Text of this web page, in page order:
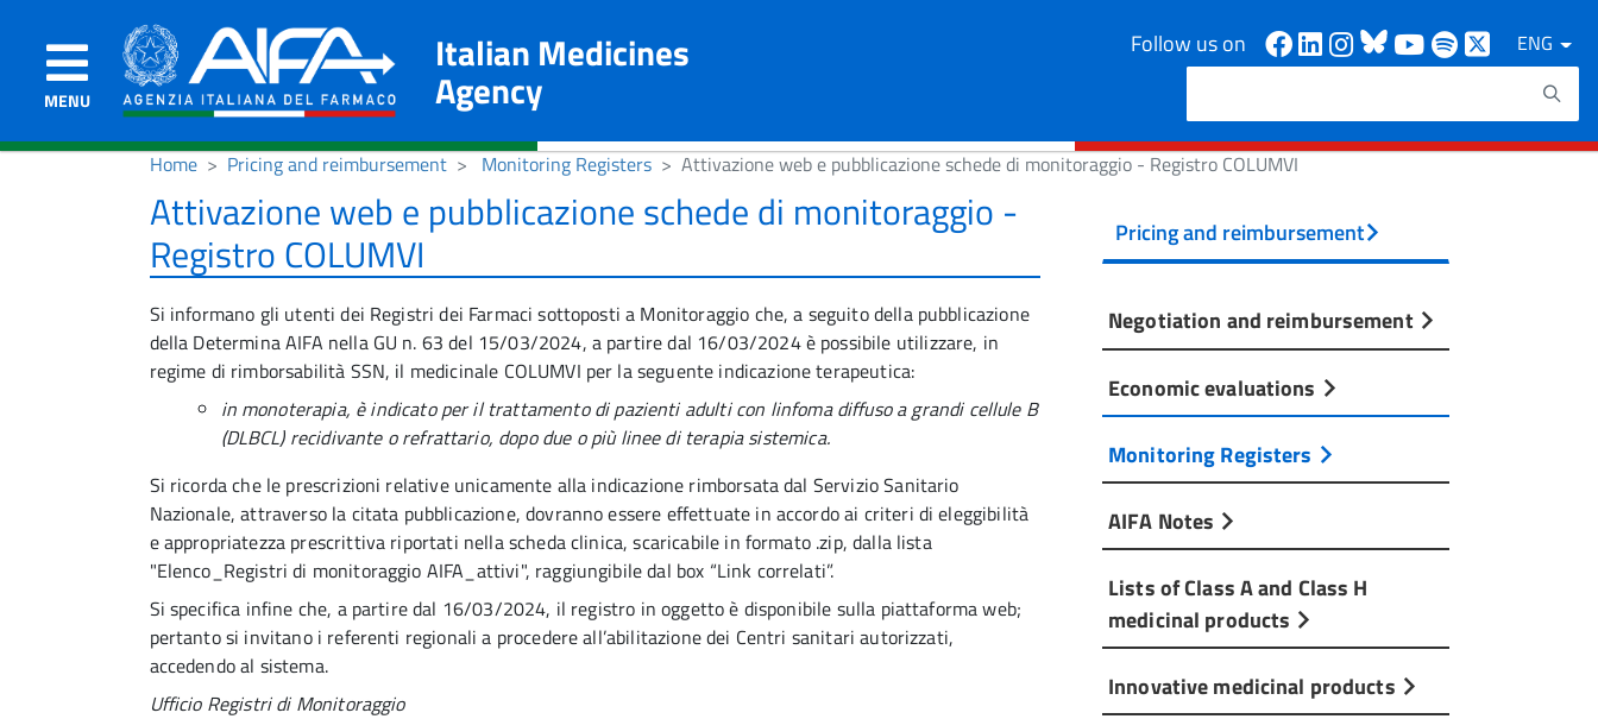
MENU
Italian Medicines
Agency
Follow us on Facebook
Linkedin
Instagram
Bluesky
Youtube
Spotify
ENGSearch
Home Pricing and reimbursement Monitoring Registers Attivazione web e pubblicazione schede di monitoraggio - Registro COLUMVI
Attivazione web e pubblicazione schede di monitoraggio -
Registro COLUMVI
Si informano gli utenti dei Registri dei Farmaci sottoposti a Monitoraggio che, a seguito della pubblicazione
della Determina AIFA nella GU n. 63 del 15/03/2024, a partire dal 16/03/2024 è possibile utilizzare, in
regime di rimborsabilità SSN, il medicinale COLUMVI per la seguente indicazione terapeutica:
in monoterapia, è indicato per il trattamento di pazienti adulti con linfoma diffuso a grandi cellule B
(DLBCL) recidivante o refrattario, dopo due o più linee di terapia sistemica.
Si ricorda che le prescrizioni relative unicamente alla indicazione rimborsata dal Servizio Sanitario
Nazionale, attraverso la citata pubblicazione, dovranno essere effettuate in accordo ai criteri di eleggibilità
e appropriatezza prescrittiva riportati nella scheda clinica, scaricabile in formato .zip, dalla lista
"Elenco_Registri di monitoraggio AIFA_attivi", raggiungibile dal box “Link correlati”.
Si specifica infine che, a partire dal 16/03/2024, il registro in oggetto è disponibile sulla piattaforma web;
pertanto si invitano i referenti regionali a procedere all’abilitazione dei Centri sanitari autorizzati,
accedendo al sistema.
Ufficio Registri di Monitoraggio
Pricing and reimbursement
Negotiation and reimbursement
Economic evaluations
Monitoring Registers
AIFA Notes
Lists of Class A and Class H
medicinal products
Innovative medicinal products